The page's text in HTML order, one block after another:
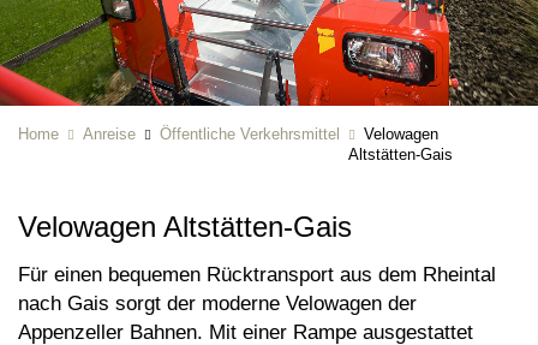
Home Anreise Öffentliche Verkehrsmittel
Velowagen
Altstätten-Gais
Velowagen Altstätten-Gais
Für einen bequemen Rücktransport aus dem Rheintal
nach Gais sorgt der moderne Velowagen der
Appenzeller Bahnen. Mit einer Rampe ausgestattet